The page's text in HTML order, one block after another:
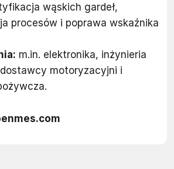
wąskich gardeł,
procesów i poprawa wskaźnika
m.in. elektronika, inżynieria
motoryzacyjni i